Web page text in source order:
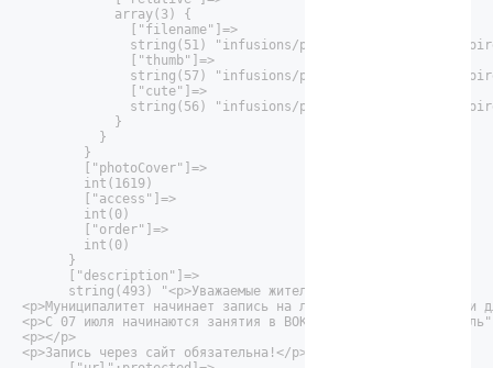
            array(3) {
              ["filename"]=>
string(51) "infusions/playbill/images/
              ["thumb"]=>
string(57) "infusions/playbill/images/
              ["cute"]=>
string(56) "infusions/playbill/images/
            }
          }
        }
        ["photoCover"]=>
        int(1619)
        ["access"]=>
        int(0)
        ["order"]=>
        int(0)
      }
      ["description"]=>
      string(493) "<p>Уважаемые жители поселка!</p>
<p>Муниципалитет начинает запись на летние кружковые
<p>С 07 июля начинаются занятия в ВОКАЛЬНОЙ СТУДИИ
<p></p>
<p>Запись через сайт обязательна!</p>"